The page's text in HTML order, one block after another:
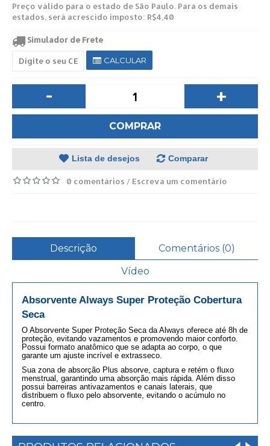
Preço válido para o estado de São Paulo. Para os demais
estados, será acrescido imposto: R$4,40
Simulador de Frete
CALCULAR
- +
COMPRAR
Lista de desejos Comparar
0 comentários / Escreva um comentário
Descrição
Comentários (0)
Vídeo
Absorvente Always Super Proteção Cobertura
Seca
O Absorvente Super Proteção Seca da Always oferece até 8h de
proteção, evitando vazamentos e promovendo maior conforto.
Possui formato anatômico que se adapta ao corpo, o que
garante um ajuste incrível e extrasseco.
Sua zona de absorção Plus absorve, captura e retém o fluxo
menstrual, garantindo uma absorção mais rápida. Além disso
possui barreiras antivazamentos e canais laterais, que
distribuem o fluxo pelo absorvente, evitando o acúmulo no
centro.